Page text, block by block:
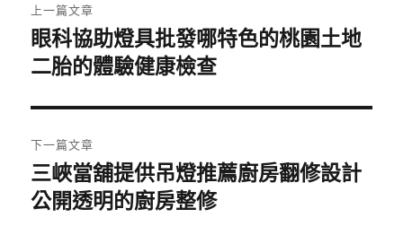
章
導
覽
上一篇文章
上
一
文
章:
眼科協助燈具批發哪特色的桃園土地
二胎的體驗健康檢查
下一篇文章
下
一
三峽當舖提供吊燈推薦廚房翻修設計
公開透明的廚房整修